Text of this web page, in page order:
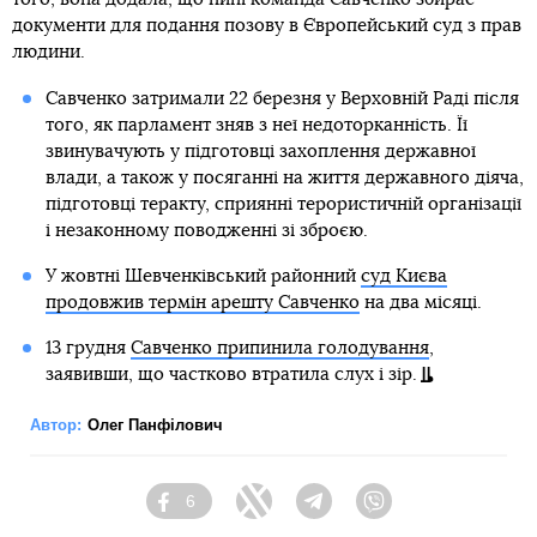
документи для подання позову в Європейський суд з прав
людини.
Савченко затримали 22 березня у Верховній Раді після
того, як парламент зняв з неї недоторканність. Її
звинувачують у підготовці захоплення державної
влади, а також у посяганні на життя державного діяча,
підготовці теракту, сприянні терористичній організації
і незаконному поводженні зі зброєю.
У жовтні Шевченківський районний суд Києва
продовжив термін арешту Савченкона два місяці.
13 грудня Савченко припинила голодування,
заявивши, що частково втратила слух і зір.
Автор: Олег Панфілович
Facebook
6
Twitter Telegram